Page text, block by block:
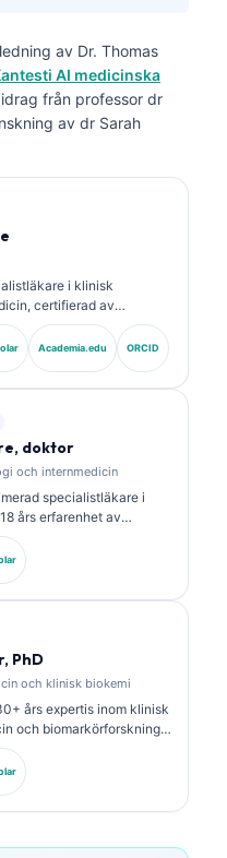
av Dr. Thomas
AI medicinska
från professor dr
av dr Sarah
i klinisk
certifierad av
erfarenhet av
assisterad klinisk analys.
på Kantesti AI har han
och
Academia.edu ORCID
doktor
och internmedicin
specialistläkare i
års erfarenhet av
analys. Hon har
kemi och har
om biomarkörpaneler
PhD
och klinisk biokemi
års expertis inom klinisk
och biomarkörforskning.
Society for Clinical
sig på analys av
av biomarkörer